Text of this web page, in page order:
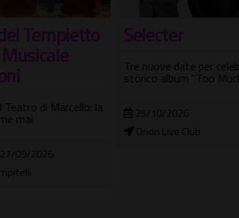
Marcello: la
Selecter
Tre nuove date per celebrare il
storico album "Too Much
25/10/2026
Orion Live Club